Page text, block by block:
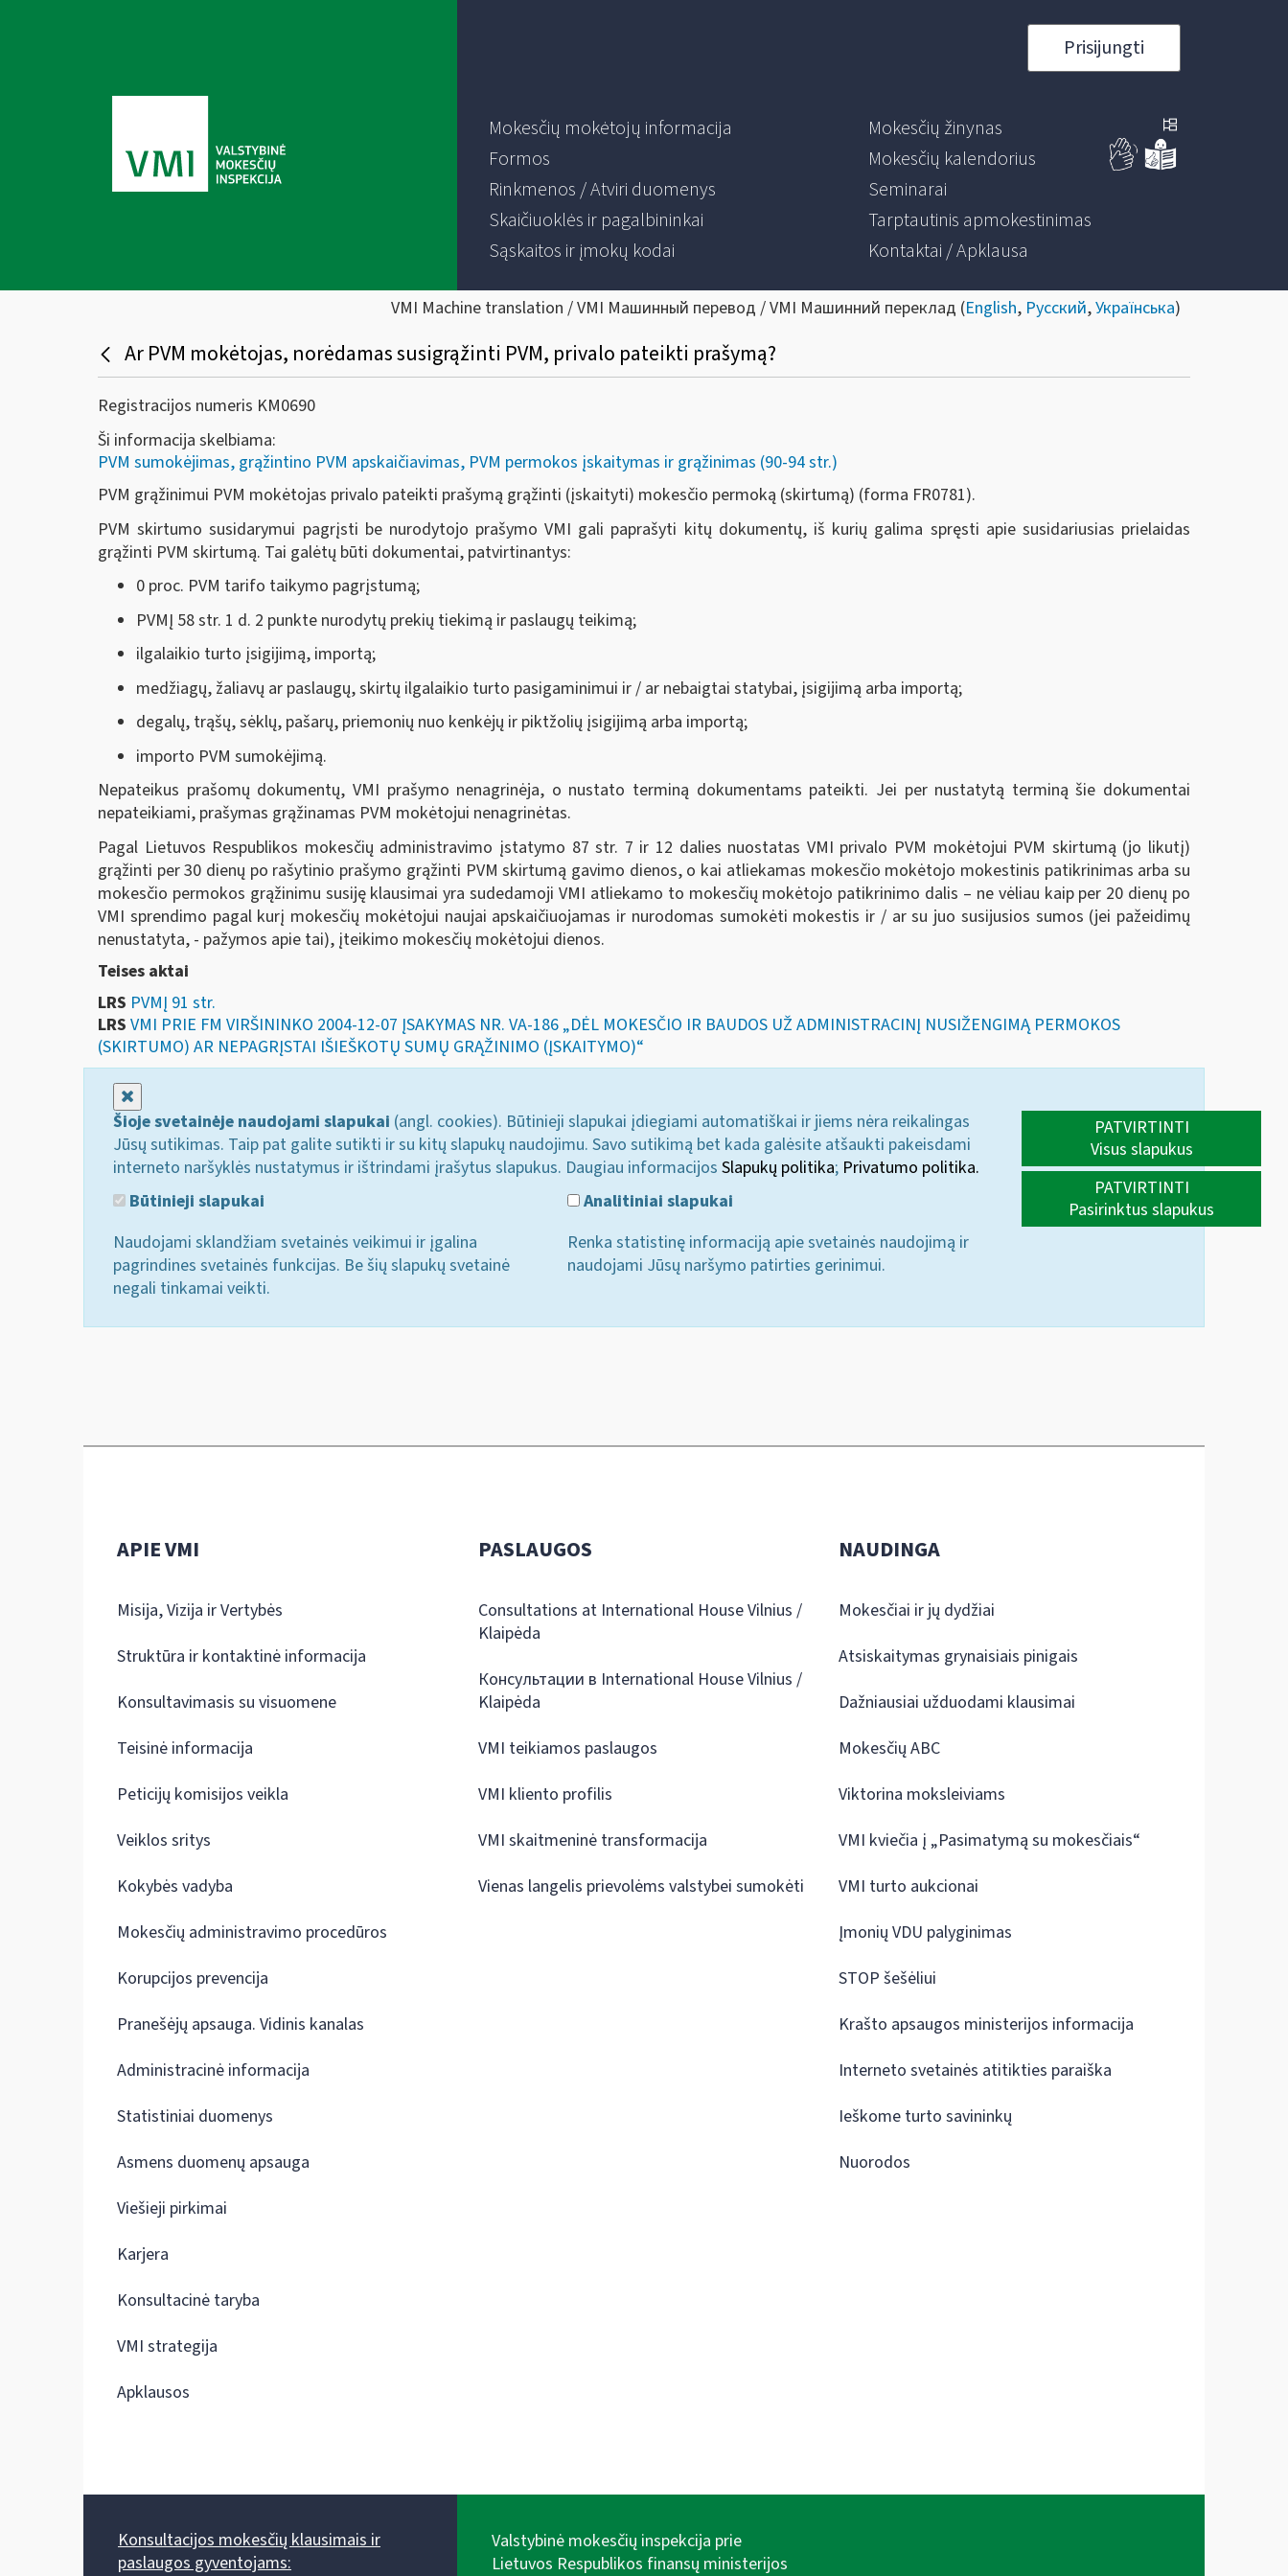
Prisijungti
Mokesčių mokėtojų informacija
Formos
Rinkmenos / Atviri duomenys
Skaičiuoklės ir pagalbininkai
Sąskaitos ir įmokų kodai
Mokesčių žinynas
Mokesčių kalendorius
Seminarai
Tarptautinis apmokestinimas
Kontaktai / Apklausa
VMI Machine translation / VMI Машинный перевод / VMI Машинний переклад (English, Русский,Українська)
Ar PVM mokėtojas, norėdamas susigrąžinti PVM, privalo pateikti prašymą?
Registracijos numeris KM0690
Ši informacija skelbiama:
PVM sumokėjimas, grąžintino PVM apskaičiavimas, PVM permokos įskaitymas ir grąžinimas (90-94 str.)
PVM grąžinimui PVM mokėtojas privalo pateikti prašymą grąžinti (įskaityti) mokesčio permoką (skirtumą) (forma FR0781).
PVM skirtumo susidarymui pagrįsti be nurodytojo prašymo VMI gali paprašyti kitų dokumentų, iš kurių galima spręsti apie susidariusias prielaidas
grąžinti PVM skirtumą. Tai galėtų būti dokumentai, patvirtinantys:
0 proc. PVM tarifo taikymo pagrįstumą;
PVMĮ 58 str. 1 d. 2 punkte nurodytų prekių tiekimą ir paslaugų teikimą;
ilgalaikio turto įsigijimą, importą;
medžiagų, žaliavų ar paslaugų, skirtų ilgalaikio turto pasigaminimui ir / ar nebaigtai statybai, įsigijimą arba importą;
degalų, trąšų, sėklų, pašarų, priemonių nuo kenkėjų ir piktžolių įsigijimą arba importą;
importo PVM sumokėjimą.
Nepateikus prašomų dokumentų, VMI prašymo nenagrinėja, o nustato terminą dokumentams pateikti. Jei per nustatytą terminą šie dokumentai
nepateikiami, prašymas grąžinamas PVM mokėtojui nenagrinėtas.
Pagal Lietuvos Respublikos mokesčių administravimo įstatymo 87 str. 7 ir 12 dalies nuostatas VMI privalo PVM mokėtojui PVM skirtumą (jo likutį)
grąžinti per 30 dienų po rašytinio prašymo grąžinti PVM skirtumą gavimo dienos, o kai atliekamas mokesčio mokėtojo mokestinis patikrinimas arba su
mokesčio permokos grąžinimu susiję klausimai yra sudedamoji VMI atliekamo to mokesčių mokėtojo patikrinimo dalis – ne vėliau kaip per 20 dienų po
VMI sprendimo pagal kurį mokesčių mokėtojui naujai apskaičiuojamas ir nurodomas sumokėti mokestis ir / ar su juo susijusios sumos (jei pažeidimų
nenustatyta, - pažymos apie tai), įteikimo mokesčių mokėtojui dienos.
Teises aktai
LRS PVMĮ 91 str.
LRS VMI PRIE FM VIRŠININKO 2004-12-07 ĮSAKYMAS NR. VA-186 „DĖL MOKESČIO IR BAUDOS UŽ ADMINISTRACINĮ NUSIŽENGIMĄ PERMOKOS
(SKIRTUMO) AR NEPAGRĮSTAI IŠIEŠKOTŲ SUMŲ GRĄŽINIMO (ĮSKAITYMO)“
Šioje svetainėje naudojami slapukai (angl. cookies). Būtinieji slapukai įdiegiami automatiškai ir jiems nėra reikalingas
Jūsų sutikimas. Taip pat galite sutikti ir su kitų slapukų naudojimu. Savo sutikimą bet kada galėsite atšaukti pakeisdami
interneto naršyklės nustatymus ir ištrindami įrašytus slapukus. Daugiau informacijos Slapukų politika; Privatumo politika.
Būtinieji slapukai
Naudojami sklandžiam svetainės veikimui ir įgalina
pagrindines svetainės funkcijas. Be šių slapukų svetainė
negali tinkamai veikti.
Analitiniai slapukai
Renka statistinę informaciją apie svetainės naudojimą ir
naudojami Jūsų naršymo patirties gerinimui.
PATVIRTINTI
Visus slapukus
PATVIRTINTI
Pasirinktus slapukus
APIE VMI
Misija, Vizija ir Vertybės
Struktūra ir kontaktinė informacija
Konsultavimasis su visuomene
Teisinė informacija
Peticijų komisijos veikla
Veiklos sritys
Kokybės vadyba
Mokesčių administravimo procedūros
Korupcijos prevencija
Pranešėjų apsauga. Vidinis kanalas
Administracinė informacija
Statistiniai duomenys
Asmens duomenų apsauga
Viešieji pirkimai
Karjera
Konsultacinė taryba
VMI strategija
Apklausos
PASLAUGOS
Consultations at International House Vilnius /
Klaipėda
Консультации в International House Vilnius /
Klaipėda
VMI teikiamos paslaugos
VMI kliento profilis
VMI skaitmeninė transformacija
Vienas langelis prievolėms valstybei sumokėti
NAUDINGA
Mokesčiai ir jų dydžiai
Atsiskaitymas grynaisiais pinigais
Dažniausiai užduodami klausimai
Mokesčių ABC
Viktorina moksleiviams
VMI kviečia į „Pasimatymą su mokesčiais“
VMI turto aukcionai
Įmonių VDU palyginimas
STOP šešėliui
Krašto apsaugos ministerijos informacija
Interneto svetainės atitikties paraiška
Ieškome turto savininkų
Nuorodos
Konsultacijos mokesčių klausimais ir
paslaugos gyventojams:
Valstybinė mokesčių inspekcija prie
Lietuvos Respublikos finansų ministerijos